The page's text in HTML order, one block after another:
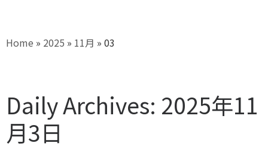
Home » 2025 » 11月 » 03
Daily Archives: 2025年11
月3日